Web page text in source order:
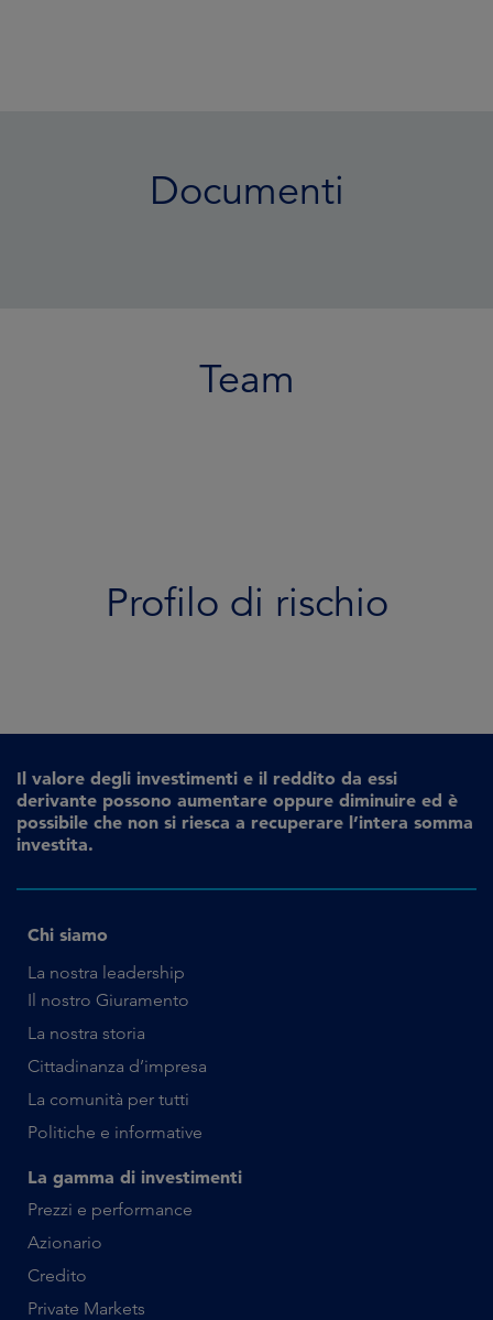
Documenti
Team
Profilo di rischio
Il valore degli investimenti e il reddito da essi
derivante possono aumentare oppure diminuire ed è
possibile che non si riesca a recuperare l’intera somma
investita.
Chi siamo
La nostra leadership
Il nostro Giuramento
La nostra storia
Cittadinanza d’impresa
La comunità per tutti
Politiche e informative
La gamma di investimenti
Prezzi e performance
Azionario
Credito
Private Markets